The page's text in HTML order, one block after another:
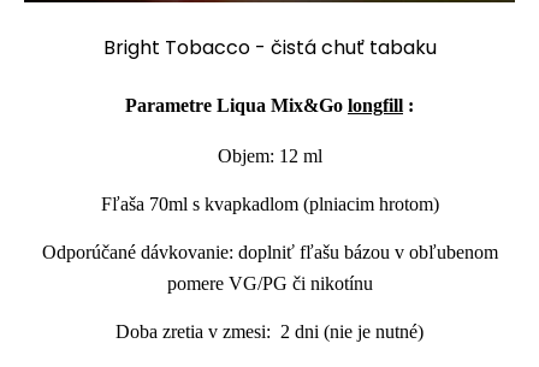
Bright Tobacco - čistá chuť tabaku
Parametre Liqua Mix&Go longfill :
Objem: 12 ml
Fľaša 70ml s kvapkadlom (plniacim hrotom)
Odporúčané dávkovanie: doplniť fľašu bázou v obľubenom
pomere VG/PG či nikotínu
Doba zretia v zmesi: 2 dni (nie je nutné)